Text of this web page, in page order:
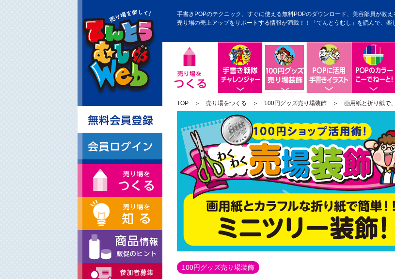
手書きPOPのテクニック、すぐに使える無料POPのダウンロード、美容部員が教え
売り場の売上アップをサポートする情報が満載！！「てんとうむし」を読んで、楽
手書きPOP戦隊チャレンジャー
100円グッズ売り場装飾POPに活用手
TOP＞ 売り場をつくる ＞ 100円グッズ売り場装飾＞ 画用紙と折り紙で、
100円グッズ売り場装飾